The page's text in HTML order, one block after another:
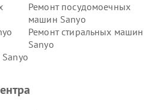
Ремонт посудомоечных
машин Sanyo
Ремонт стиральных машин
Sanyo